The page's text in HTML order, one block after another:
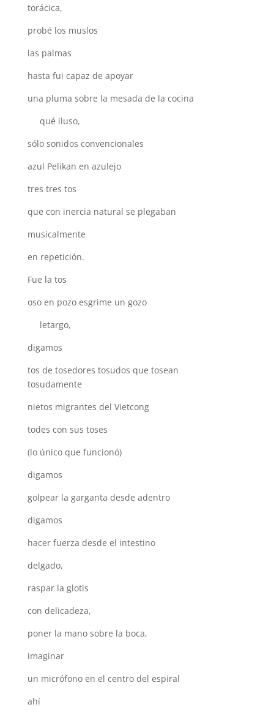
torácica,
probé los muslos
las palmas
hasta fui capaz de apoyar
una pluma sobre la mesada de la cocina
qué iluso,
sólo sonidos convencionales
azul Pelikan en azulejo
tres tres tos
que con inercia natural se plegaban
musicalmente
en repetición.
Fue la tos
oso en pozo esgrime un gozo
letargo,
digamos
tos de tosedores tosudos que tosean
tosudamente
nietos migrantes del Vietcong
todes con sus toses
(lo único que funcionó)
digamos
golpear la garganta desde adentro
digamos
hacer fuerza desde el intestino
delgado,
raspar la glotis
con delicadeza,
poner la mano sobre la boca,
imaginar
un micrófono en el centro del espiral
ahí